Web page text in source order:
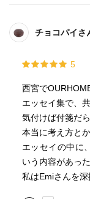
チョコパイさ
5
西宮で
エッセイ集で、
気付けば付箋だら
本当に考え方と
エッセイの中に
いう内容があった
私はEmiさんを深